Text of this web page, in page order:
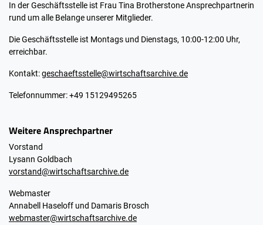
In der Geschäftsstelle ist Frau Tina Brotherstone Ansprechpartnerin
rund um alle Belange unserer Mitglieder.
Die Geschäftsstelle ist Montags und Dienstags, 10:00-12:00 Uhr,
erreichbar.
Kontakt:geschaeftsstelle@wirtschaftsarchive.de
Telefonnummer: +49 15129495265
Weitere Ansprechpartner
Vorstand
Lysann Goldbach
vorstand@wirtschaftsarchive.de
Webmaster
Annabell Haseloff und Damaris Brosch
webmaster@wirtschaftsarchive.de